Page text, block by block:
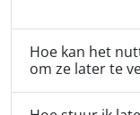
Hoe kan het
om ze later te